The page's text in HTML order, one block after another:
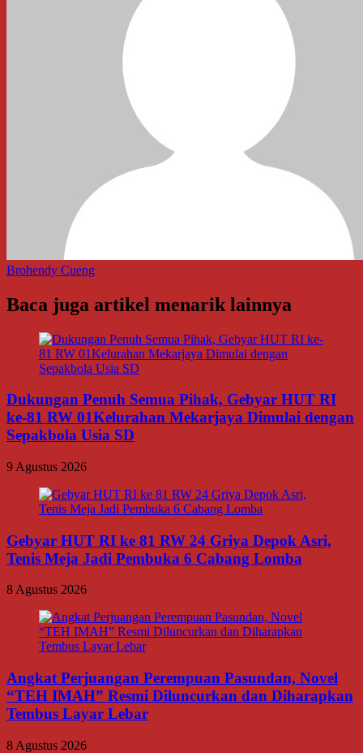
Brohendy Cueng
Baca juga artikel menarik lainnya
Dukungan Penuh Semua Pihak, Gebyar HUT RI
ke-81 RW 01Kelurahan Mekarjaya Dimulai dengan
Sepakbola Usia SD
9 Agustus 2026
Gebyar HUT RI ke 81 RW 24 Griya Depok Asri,
Tenis Meja Jadi Pembuka 6 Cabang Lomba
8 Agustus 2026
Angkat Perjuangan Perempuan Pasundan, Novel
“TEH IMAH” Resmi Diluncurkan dan Diharapkan
Tembus Layar Lebar
8 Agustus 2026